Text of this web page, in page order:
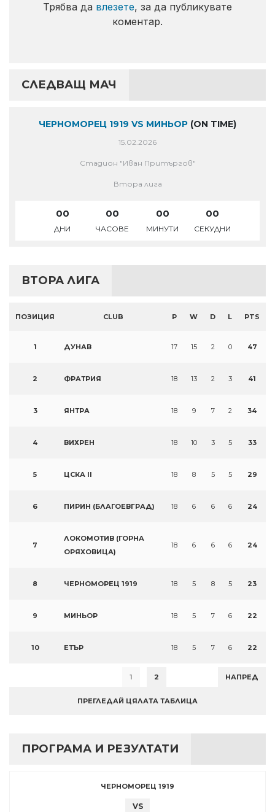
Трябва да влезете, за да публикувате
коментар.
СЛЕДВАЩ МАЧ
ЧЕРНОМОРЕЦ 1919 VS МИНЬОР (ON TIME)
15.02.2026
Стадион "Иван Притъргов"
Втора лига
00
ДНИ
00
ЧАСОВЕ
00
МИНУТИ
00
СЕКУДНИ
ВТОРА ЛИГА
ПОЗИЦИЯ CLUB P W D L PTS
1 ДУНАВ 17 15 2 0 47
2 ФРАТРИЯ 18 13 2 3 41
3 ЯНТРА 18 9 7 2 34
4 ВИХРЕН 18 10 3 5 33
5 ЦСКА II 18 8 5 5 29
6 ПИРИН (БЛАГОЕВГРАД) 18 6 6 6 24
7
ЛОКОМОТИВ (ГОРНА
ОРЯХОВИЦА)
18 6 6 6 24
8 ЧЕРНОМОРЕЦ 1919 18 5 8 5 23
9 МИНЬОР 18 5 7 6 22
10 ЕТЪР 18 5 7 6 22
1 2 НАПРЕД
ПРЕГЛЕДАЙ ЦЯЛАТА ТАБЛИЦА
ПРОГРАМА И РЕЗУЛТАТИ
ЧЕРНОМОРЕЦ 1919
VS